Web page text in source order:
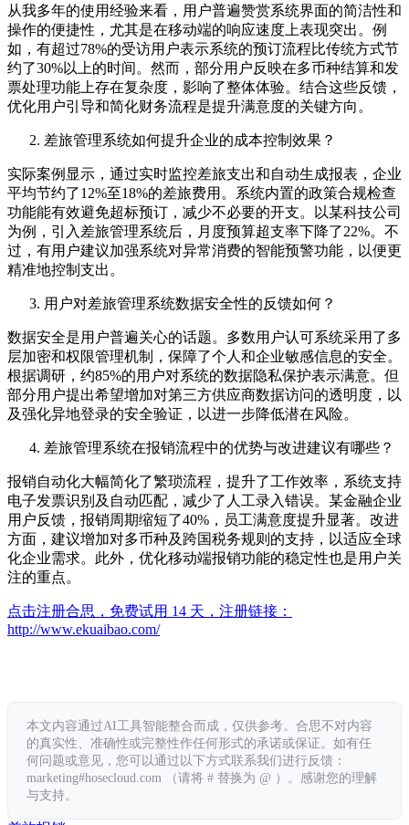
从我多年的使用经验来看，用户普遍赞赏系统界面的简洁性和
操作的便捷性，尤其是在移动端的响应速度上表现突出。例
如，有超过78%的受访用户表示系统的预订流程比传统方式节
约了30%以上的时间。然而，部分用户反映在多币种结算和发
票处理功能上存在复杂度，影响了整体体验。结合这些反馈，
优化用户引导和简化财务流程是提升满意度的关键方向。
差旅管理系统如何提升企业的成本控制效果？
实际案例显示，通过实时监控差旅支出和自动生成报表，企业
平均节约了12%至18%的差旅费用。系统内置的政策合规检查
功能能有效避免超标预订，减少不必要的开支。以某科技公司
为例，引入差旅管理系统后，月度预算超支率下降了22%。不
过，有用户建议加强系统对异常消费的智能预警功能，以便更
精准地控制支出。
用户对差旅管理系统数据安全性的反馈如何？
数据安全是用户普遍关心的话题。多数用户认可系统采用了多
层加密和权限管理机制，保障了个人和企业敏感信息的安全。
根据调研，约85%的用户对系统的数据隐私保护表示满意。但
部分用户提出希望增加对第三方供应商数据访问的透明度，以
及强化异地登录的安全验证，以进一步降低潜在风险。
差旅管理系统在报销流程中的优势与改进建议有哪些？
报销自动化大幅简化了繁琐流程，提升了工作效率，系统支持
电子发票识别及自动匹配，减少了人工录入错误。某金融企业
用户反馈，报销周期缩短了40%，员工满意度提升显著。改进
方面，建议增加对多币种及跨国税务规则的支持，以适应全球
化企业需求。此外，优化移动端报销功能的稳定性也是用户关
注的重点。
点击注册合思，免费试用 14 天，注册链接：
http://www.ekuaibao.com/
本文内容通过AI工具智能整合而成，仅供参考。合思不对内容
的真实性、准确性或完整性作任何形式的承诺或保证。如有任
何问题或意见，您可以通过以下方式联系我们进行反馈：
marketing#hosecloud.com （请将 # 替换为 @ ）。感谢您的理解
与支持。